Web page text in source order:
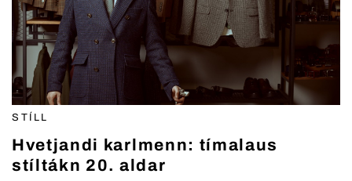
STÍLL
Hvetjandi karlmenn: tímalaus
stíltákn 20. aldar